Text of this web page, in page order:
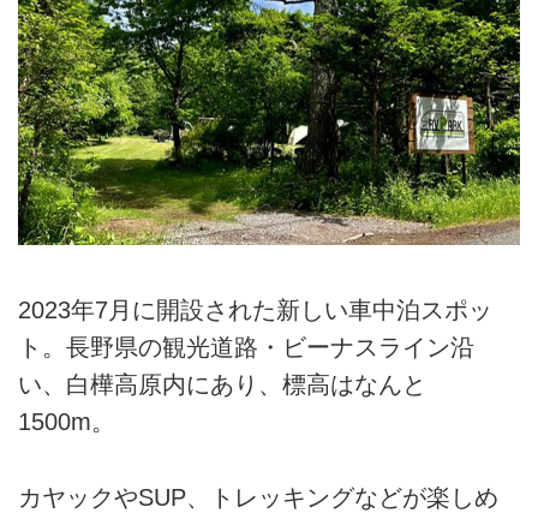
2023年7月に開設された新しい車中泊スポッ
ト。長野県の観光道路・ビーナスライン沿
い、白樺高原内にあり、標高はなんと
1500m。
カヤックやSUP、トレッキングなどが楽しめ